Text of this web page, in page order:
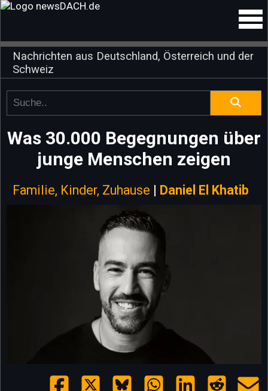
Nachrichten aus Deutschland, Österreich und der
Schweiz
Was 30.000 Begegnungen über
junge Menschen zeigen
Familie, Kinder, Zuhause | Daniel El Khatib